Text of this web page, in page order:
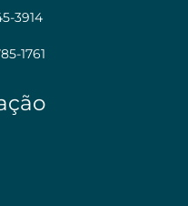
3914
1761